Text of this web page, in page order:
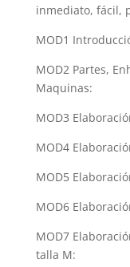
inmediato, fácil,
MOD1
MOD2 Partes,
Maquinas:
MOD3
MOD4
MOD5
MOD6
MOD7
talla M: